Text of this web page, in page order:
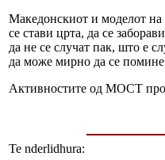
Македонскиот и моделот
се стави црта, да се
да не се случат пак, што е
да може мирно да се помине
Активностите од МОСТ
Te nderlidhura: